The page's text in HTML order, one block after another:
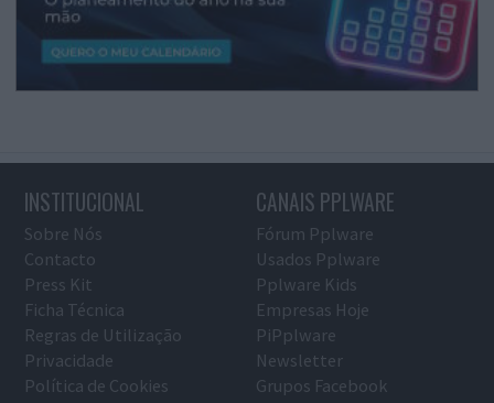
INSTITUCIONAL
Sobre Nós
Contacto
Press Kit
Ficha Técnica
Regras de Utilização
Privacidade
Política de Cookies
CANAIS PPLWARE
Fórum Pplware
Usados Pplware
Pplware Kids
Empresas Hoje
PiPplware
Newsletter
Grupos Facebook